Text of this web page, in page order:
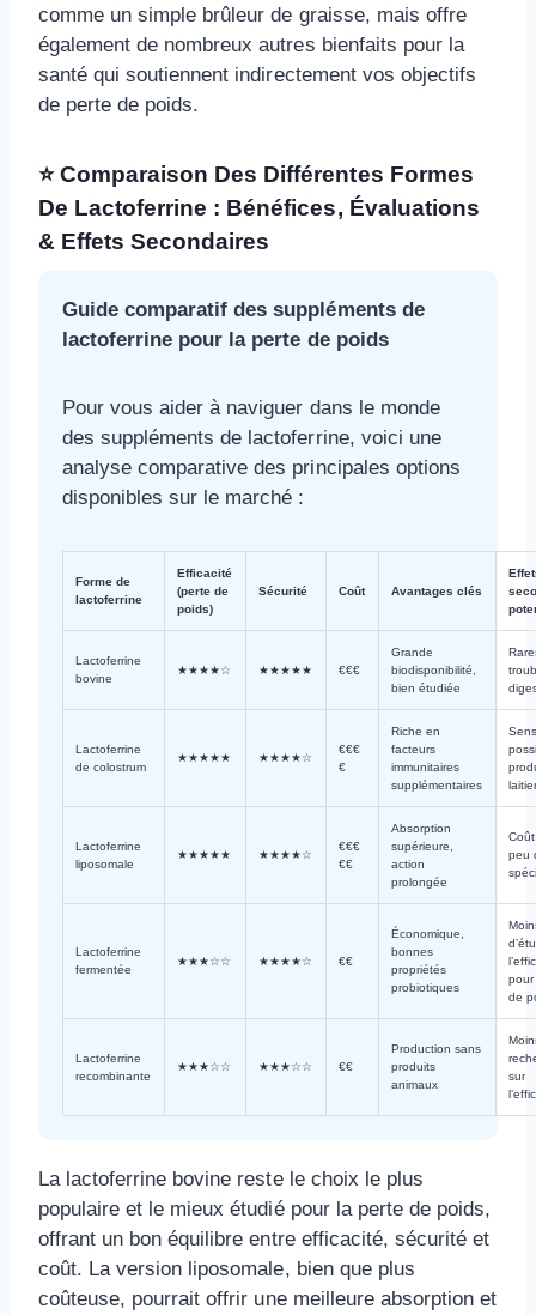
comme un simple brûleur de graisse, mais offre
également de nombreux autres bienfaits pour la
santé qui soutiennent indirectement vos objectifs
de perte de poids.
⭐ Comparaison Des Différentes Formes
De Lactoferrine : Bénéfices, Évaluations
& Effets Secondaires
Guide comparatif des suppléments de
lactoferrine pour la perte de poids
Pour vous aider à naviguer dans le monde
des suppléments de lactoferrine, voici une
analyse comparative des principales options
disponibles sur le marché :
Forme de
lactoferrine
Efficacité
(perte de
poids)
Sécurité Coût Avantages clés
Lactoferrine
bovine
★★★★☆ ★★★★★ €€€
Grande
biodisponibilité,
bien étudiée
Lactoferrine
de colostrum
★★★★★ ★★★★☆
€€€
€
Riche en
facteurs
immunitaires
supplémentaires
Lactoferrine
liposomale
★★★★★ ★★★★☆
€€€
€€
Absorption
supérieure,
action
prolongée
peu
Lactoferrine
fermentée
★★★☆☆ ★★★★☆ €€
Économique,
bonnes
propriétés
probiotiques
pour
de
Lactoferrine
recombinante
★★★☆☆ ★★★☆☆ €€
Production sans
produits
animaux
sur
La lactoferrine bovine reste le choix le plus
populaire et le mieux étudié pour la perte de poids,
offrant un bon équilibre entre efficacité, sécurité et
coût. La version liposomale, bien que plus
coûteuse, pourrait offrir une meilleure absorption et